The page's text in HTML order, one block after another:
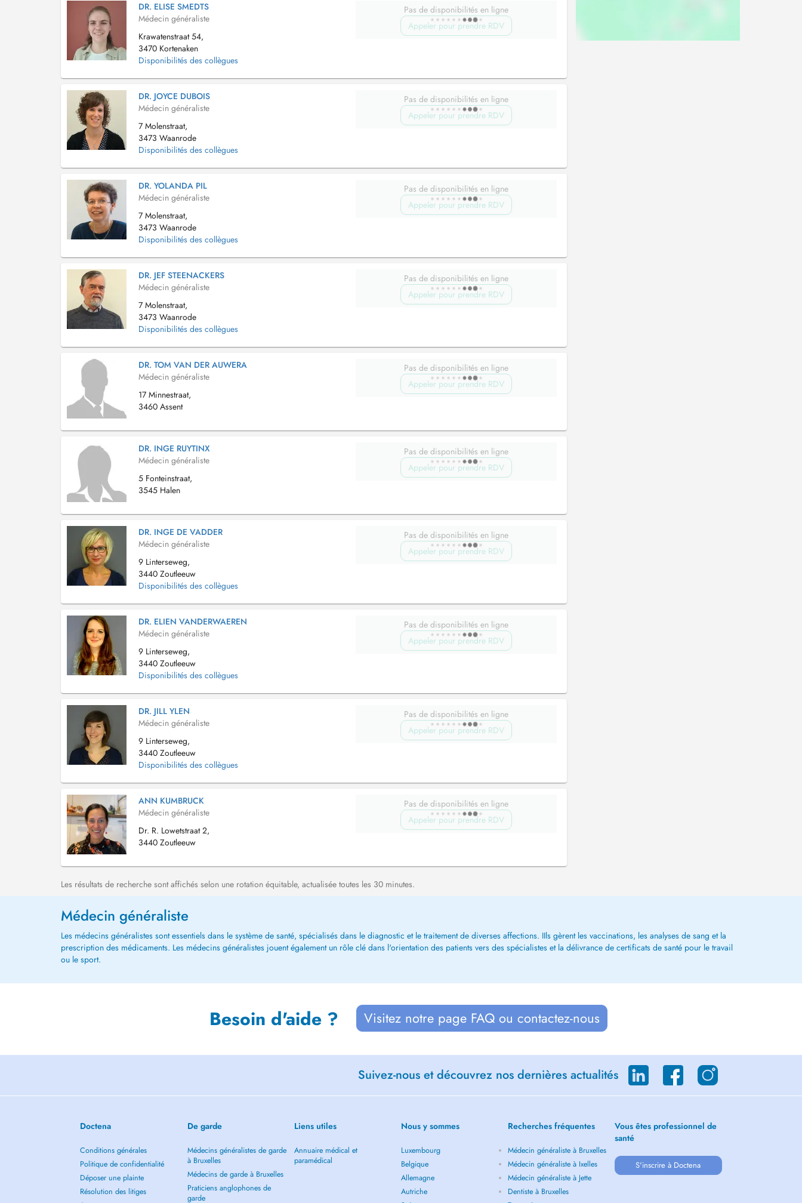
DR. ELISE SMEDTS
Médecin généraliste
Krawatenstraat 54,
3470 Kortenaken
Disponibilités des collègues
Pas de disponibilités en ligne
Appeler pour prendre RDV
DR. JOYCE DUBOIS
Médecin généraliste
7 Molenstraat,
3473 Waanrode
Disponibilités des collègues
Pas de disponibilités en ligne
Appeler pour prendre RDV
DR. YOLANDA PIL
Médecin généraliste
7 Molenstraat,
3473 Waanrode
Disponibilités des collègues
Pas de disponibilités en ligne
Appeler pour prendre RDV
DR. JEF STEENACKERS
Médecin généraliste
7 Molenstraat,
3473 Waanrode
Disponibilités des collègues
Pas de disponibilités en ligne
Appeler pour prendre RDV
DR. TOM VAN DER AUWERA
Médecin généraliste
17 Minnestraat,
3460 Assent
Pas de disponibilités en ligne
Appeler pour prendre RDV
DR. INGE RUYTINX
Médecin généraliste
5 Fonteinstraat,
3545 Halen
Pas de disponibilités en ligne
Appeler pour prendre RDV
DR. INGE DE VADDER
Médecin généraliste
9 Linterseweg,
3440 Zoutleeuw
Disponibilités des collègues
Pas de disponibilités en ligne
Appeler pour prendre RDV
DR. ELIEN VANDERWAEREN
Médecin généraliste
9 Linterseweg,
3440 Zoutleeuw
Disponibilités des collègues
Pas de disponibilités en ligne
Appeler pour prendre RDV
DR. JILL YLEN
Médecin généraliste
9 Linterseweg,
3440 Zoutleeuw
Disponibilités des collègues
Pas de disponibilités en ligne
Appeler pour prendre RDV
ANN KUMBRUCK
Médecin généraliste
Dr. R. Lowetstraat 2,
3440 Zoutleeuw
Pas de disponibilités en ligne
Appeler pour prendre RDV
Les résultats de recherche sont affichés selon une rotation équitable, actualisée toutes les 30 minutes.
Médecin généraliste
Les médecins généralistes sont essentiels dans le système de santé, spécialisés dans le diagnostic et le traitement de diverses affections. IIls gèrent les vaccinations, les analyses de sang et la
prescription des médicaments. Les médecins généralistes jouent également un rôle clé dans l'orientation des patients vers des spécialistes et la délivrance de certificats de santé pour le travail
ou le sport.
Besoin d'aide ? Visitez notre page FAQ ou contactez-nous
Suivez-nous et découvrez nos dernières actualités
Doctena
Conditions générales
Politique de confidentialité
Déposer une plainte
Résolution des litiges
De garde
Médecins généralistes de garde
à Bruxelles
Médecins de garde à Bruxelles
Praticiens anglophones de
garde
Liens utiles
Annuaire médical et
paramédical
Nous y sommes
Luxembourg
Belgique
Allemagne
Autriche
Recherches fréquentes
Médecin généraliste à Bruxelles
Médecin généraliste à Ixelles
Médecin généraliste à Jette
Dentiste à Bruxelles
Vous êtes professionnel de
santé
S'inscrire à Doctena